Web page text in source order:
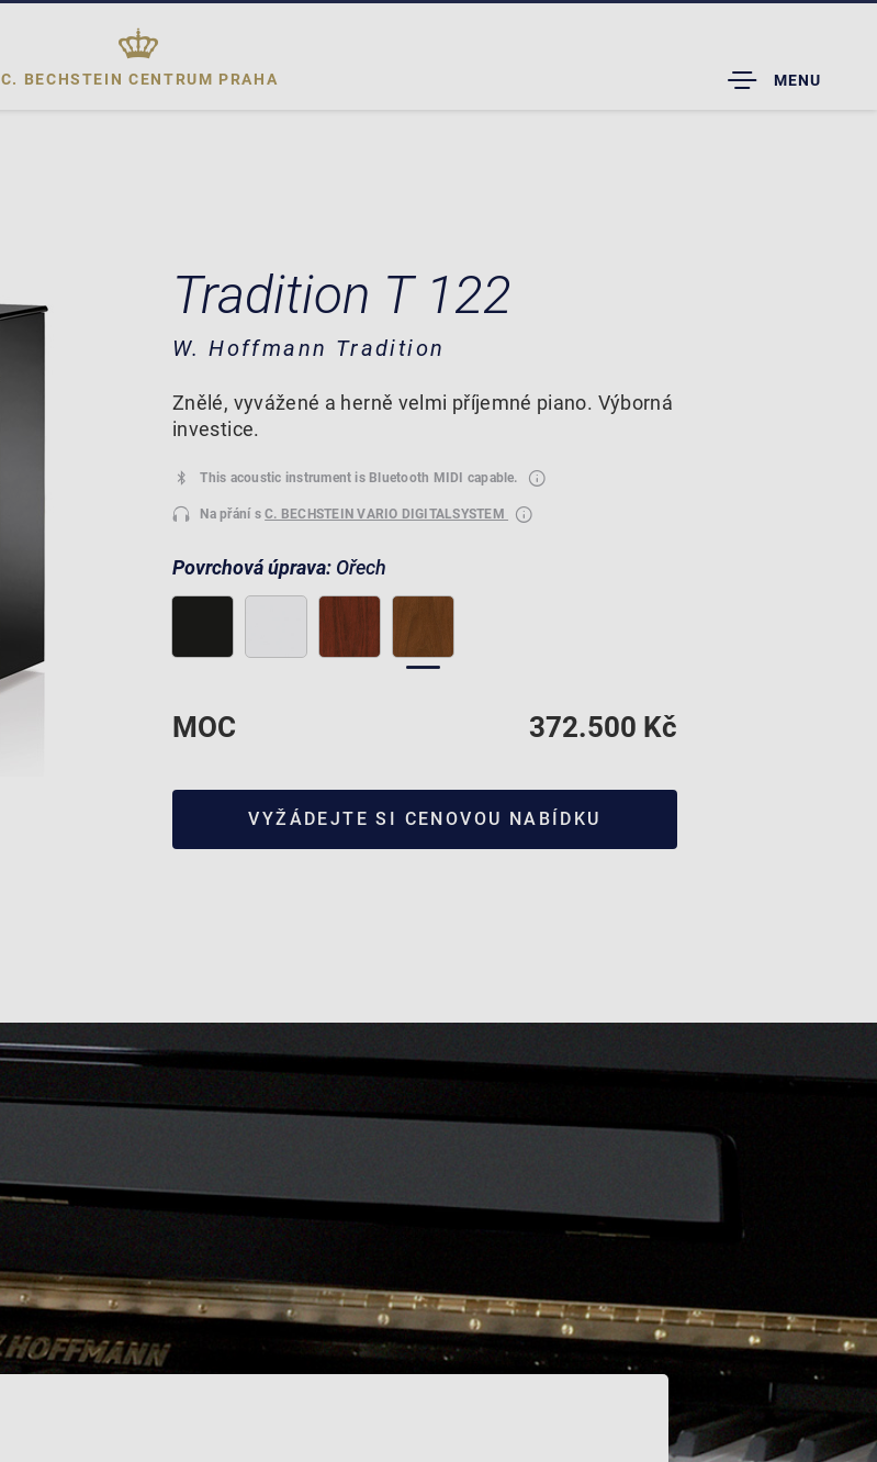
C. BECHSTEIN CENTRUM PRAHA
TOGGLE
DROPDOWN
MENU
Tradition T 122
W. Hoffmann Tradition
Znělé, vyvážené a herně velmi příjemné piano. Výborná
investice.
This acoustic instrument is Bluetooth MIDI capable.
Na přání sC. BECHSTEIN VARIO DIGITALSYSTEM
Povrchová úprava: Ořech
MOC 372.500 Kč
VYŽÁDEJTE SI CENOVOU NABÍDKU